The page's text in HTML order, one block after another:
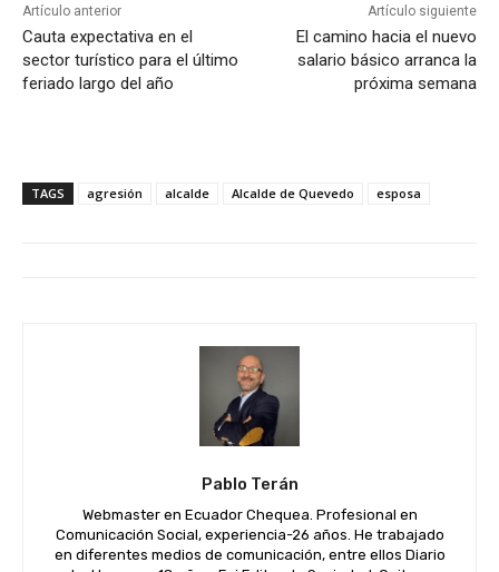
Artículo anterior
Cauta expectativa en el
sector turístico para el último
feriado largo del año
Artículo siguiente
El camino hacia el nuevo
salario básico arranca la
próxima semana
TAGS agresión alcalde Alcalde de Quevedo esposa
Pablo Terán
Webmaster en Ecuador Chequea. Profesional en
Comunicación Social, experiencia-26 años. He trabajado
en diferentes medios de comunicación, entre ellos Diario